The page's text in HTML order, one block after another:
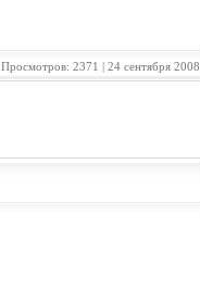
Просмотров: 2371 | 24 сентября 2008